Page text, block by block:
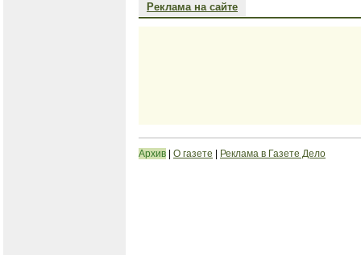
Реклама на сайте
Архив О газете Реклама в Газете Дело